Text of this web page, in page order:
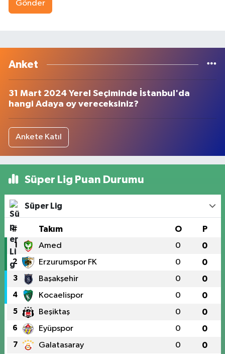
Gönder
Anket
31 Mart 2024 Yerel Seçiminde İstanbul'da
hangi Adaya oy vereceksiniz?
Ankete Katıl
Süper Lig Puan Durumu
Süper Lig
# Takım O P
1 Amed 0 0
2 Erzurumspor FK 0 0
3 Başakşehir 0 0
4 Kocaelispor 0 0
5 Beşiktaş 0 0
6 Eyüpspor 0 0
7 Galatasaray 0 0